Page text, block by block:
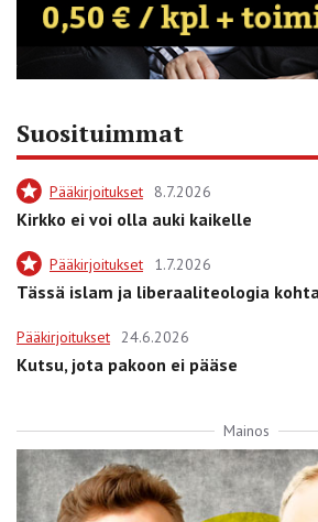
Suosituimmat
Pääkirjoitukset 8.7.2026
Kirkko ei voi olla auki kaikelle
Pääkirjoitukset 1.7.2026
Tässä islam ja liberaaliteologia
Pääkirjoitukset 24.6.2026
Kutsu, jota pakoon ei pääse
Mainos